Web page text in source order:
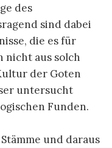
des
sind dabei
die es für
nicht aus solch
der Goten
untersucht
Funden.
und daraus